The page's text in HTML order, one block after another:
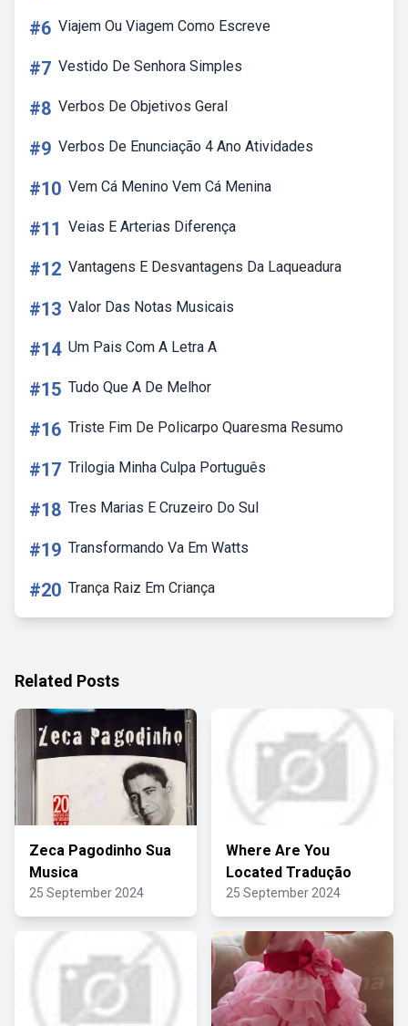
#6 Viajem Ou Viagem Como Escreve
#7 Vestido De Senhora Simples
#8 Verbos De Objetivos Geral
#9 Verbos De Enunciação 4 Ano Atividades
#10 Vem Cá Menino Vem Cá Menina
#11 Veias E Arterias Diferença
#12 Vantagens E Desvantagens Da Laqueadura
#13 Valor Das Notas Musicais
#14 Um Pais Com A Letra A
#15 Tudo Que A De Melhor
#16 Triste Fim De Policarpo Quaresma Resumo
#17 Trilogia Minha Culpa Português
#18 Tres Marias E Cruzeiro Do Sul
#19 Transformando Va Em Watts
#20 Trança Raiz Em Criança
Related Posts
Zeca Pagodinho Sua
Musica
25 September 2024
Where Are You
Located Tradução
25 September 2024